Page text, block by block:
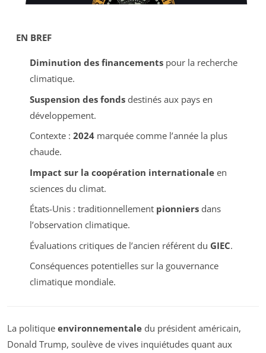
EN BREF
Diminution des financementspour la recherche
climatique.
Suspension des fondsdestinés aux pays en
développement.
Contexte : 2024marquée comme l’année la plus
chaude.
Impact sur la coopération internationaleen
sciences du climat.
États-Unis : traditionnellement pionniersdans
l’observation climatique.
Évaluations critiques de l’ancien référent du GIEC.
Conséquences potentielles sur la gouvernance
climatique mondiale.
La politique environnementale du président américain,
Donald Trump, soulève de vives inquiétudes quant aux